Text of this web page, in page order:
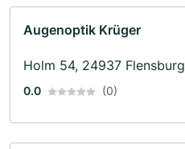
Augenoptik Krüger
Holm 54, 24937 Flensburg
0.0 (0)